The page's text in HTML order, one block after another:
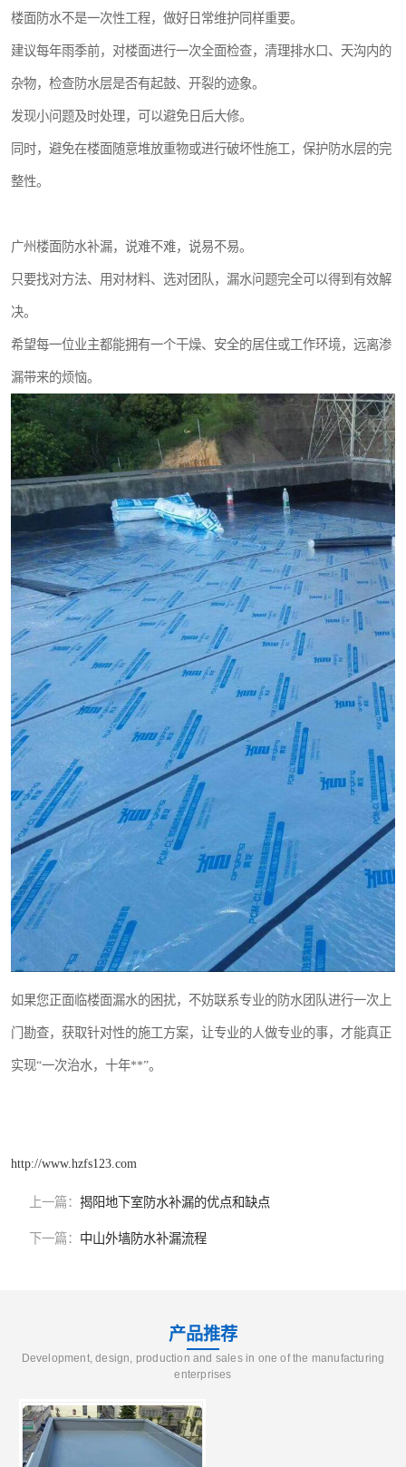
楼面防水不是一次性工程，做好日常维护同样重要。
建议每年雨季前，对楼面进行一次全面检查，清理排水口、天沟内的
杂物，检查防水层是否有起鼓、开裂的迹象。
发现小问题及时处理，可以避免日后大修。
同时，避免在楼面随意堆放重物或进行破坏性施工，保护防水层的完
整性。
广州楼面防水补漏，说难不难，说易不易。
只要找对方法、用对材料、选对团队，漏水问题完全可以得到有效解
决。
希望每一位业主都能拥有一个干燥、安全的居住或工作环境，远离渗
漏带来的烦恼。
如果您正面临楼面漏水的困扰，不妨联系专业的防水团队进行一次上
门勘查，获取针对性的施工方案，让专业的人做专业的事，才能真正
实现“一次治水，十年**”。
http://www.hzfs123.com
上一篇： 揭阳地下室防水补漏的优点和缺点
下一篇： 中山外墙防水补漏流程
产品推荐
Development, design, production and sales in one of the manufacturing
enterprises